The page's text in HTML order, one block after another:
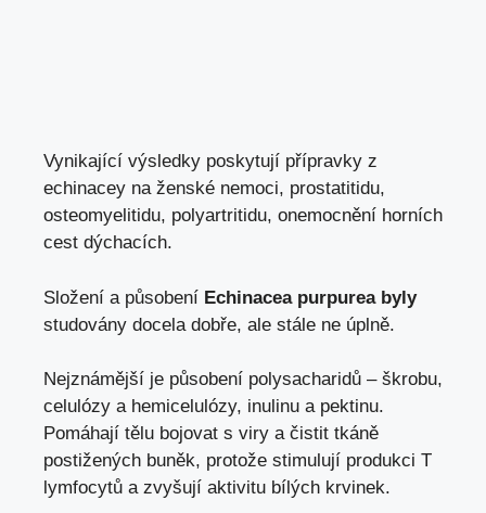
Vynikající výsledky poskytují přípravky z
echinacey na ženské nemoci, prostatitidu,
osteomyelitidu, polyartritidu, onemocnění horních
cest dýchacích.
Složení a působení Echinacea purpurea byly
studovány docela dobře, ale stále ne úplně.
Nejznámější je působení polysacharidů – škrobu,
celulózy a hemicelulózy, inulinu a pektinu.
Pomáhají tělu bojovat s viry a čistit tkáně
postižených buněk, protože stimulují produkci T
lymfocytů a zvyšují aktivitu bílých krvinek.